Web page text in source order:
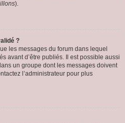
).
?
les messages du forum dans lequel
avant d’être publiés. Il est possible aussi
un groupe dont les messages doivent
l’administrateur pour plus